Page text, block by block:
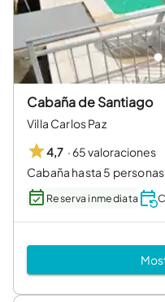
Cabaña de Santiago
Villa Carlos Paz
4,7 ·65 valoraciones
Cabaña hasta 5 personas
Reserva inmediata